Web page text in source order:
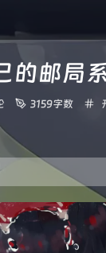
的邮局
3159字数